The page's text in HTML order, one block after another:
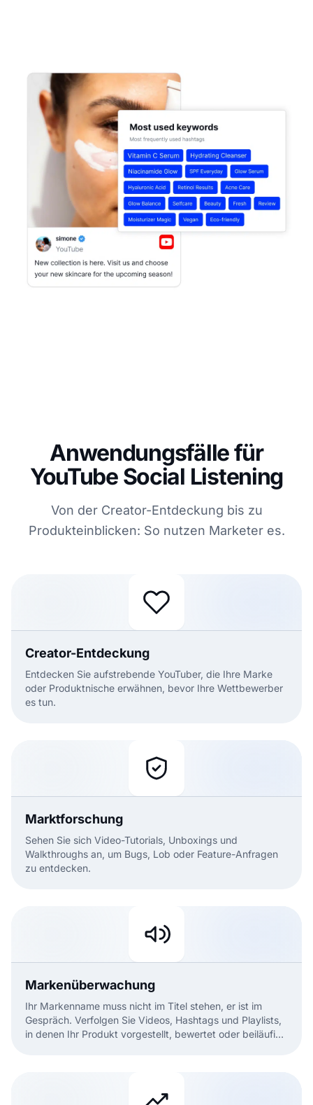
Anwendungsfälle für
YouTube Social Listening
Von der Creator-Entdeckung bis zu
Produkteinblicken: So nutzen Marketer es.
Creator-Entdeckung
Entdecken Sie aufstrebende YouTuber, die Ihre Marke
oder Produktnische erwähnen, bevor Ihre Wettbewerber
es tun.
Marktforschung
Sehen Sie sich Video-Tutorials, Unboxings und
Walkthroughs an, um Bugs, Lob oder Feature-Anfragen
zu entdecken.
Markenüberwachung
Ihr Markenname muss nicht im Titel stehen, er ist im
Gespräch. Verfolgen Sie Videos, Hashtags und Playlists,
in denen Ihr Produkt vorgestellt, bewertet oder beiläufig